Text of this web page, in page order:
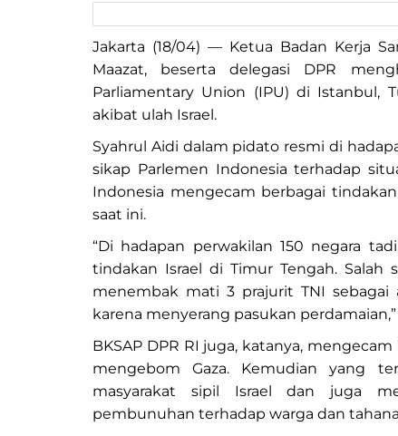
Jakarta (18/04) — Ketua Badan Kerja
Maazat, beserta delegasi DPR
Parliamentary Union (IPU) di Istanbul,
akibat ulah Israel.
Syahrul Aidi dalam pidato resmi di
sikap Parlemen Indonesia terhadap
Indonesia mengecam berbagai
saat ini.
“Di hadapan perwakilan 150 negara
tindakan Israel di Timur Tengah. Salah
menembak mati 3 prajurit TNI
karena menyerang pasukan
BKSAP DPR RI juga, katanya,
mengebom Gaza. Kemudian yang
masyarakat sipil Israel dan juga
pembunuhan terhadap warga dan